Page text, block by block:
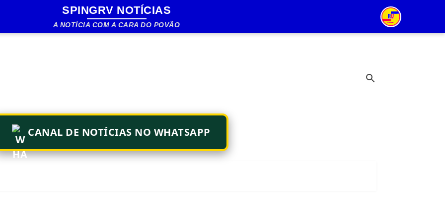
Pular para o conteúdo principal
SPINGRV NOTÍCIAS
A NOTÍCIA COM A CARA DO POVÃO
CANAL DE NOTÍCIAS NO WHATSAPP